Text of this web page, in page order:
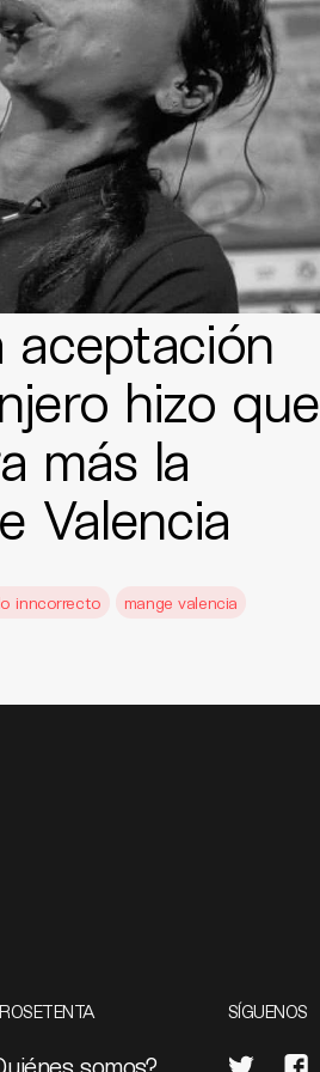
aceptación
hizo que
más la
Valencia
inncorrecto
mange valencia
somos?
SÍGUENOS